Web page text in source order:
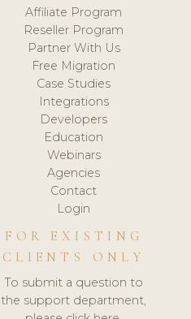
Affiliate Program
Reseller Program
Partner With Us
Free Migration
Case Studies
Integrations
Developers
Education
Webinars
Agencies
Contact
Login
FOR EXISTING
CLIENTS ONLY
To submit a question to
the support department,